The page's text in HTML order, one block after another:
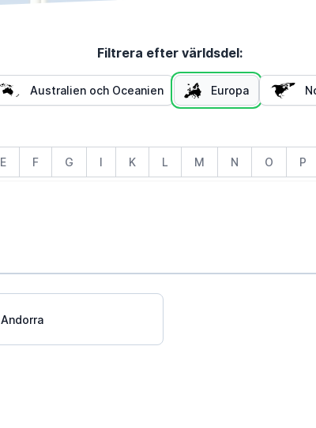
Filtrera efter världsdel:
Australien och Oceanien Europa
E F G I K L M N O P
Andorra